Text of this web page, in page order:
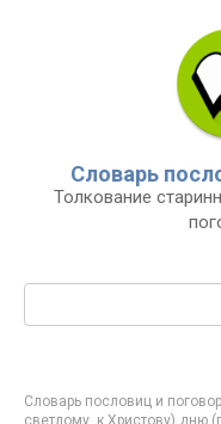
Словарь
Толкование
Словарь пословиц и
светлому, к Христову) дню